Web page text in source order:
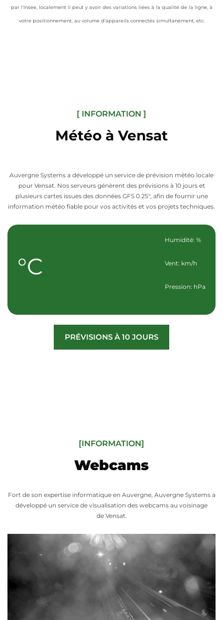
par l'Insee, localement il peut y avoir des variations liées à la qualité de la ligne, à
votre positionnement, au volume d'appareils connectés simultanément, etc.
[ INFORMATION ]
Météo à Vensat
Auvergne Systems a développé un service de prévision météo locale
pour Vensat. Nos serveurs génèrent des prévisions à 10 jours et
plusieurs cartes issues des données GFS 0.25°, afin de fournir une
information météo fiable pour vos activités et vos projets techniques.
°C
Humidité: %
Vent: km/h
Pression: hPa
PRÉVISIONS À 10 JOURS
[INFORMATION]
Webcams
Fort de son expertise informatique en Auvergne, Auvergne Systems a
développé un service de visualisation des webcams au voisinage
de Vensat.